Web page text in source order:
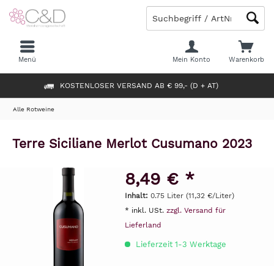
KOSTENLOSER VERSAND AB € 99,- (D + AT)
Warenkorb
Mein Konto
Menü
Alle Rotweine
Terre Siciliane Merlot Cusumano 2023
8,49 € *
Inhalt: 0.75 Liter (11,32 €/Liter)
* inkl. USt. zzgl. Versand für
Lieferland
Lieferzeit 1-3 Werktage